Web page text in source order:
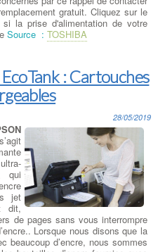
gratuit. Cliquez sur le
la prise d'alimentation de votre
Source : TOSHIBA
: Cartouches
28/05/2019
qui
jet
dit,
de pages sans vous interrompre
Lorsque nous disons que la
beaucoup d’encre, nous sommes